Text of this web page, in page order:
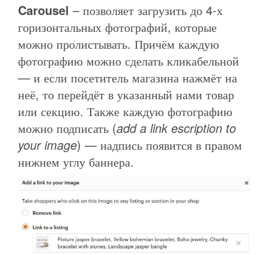
Carousel – позволяет загрузить до 4-х
горизонтальных фотографий, которые
можно пролистывать. Причём каждую
фотографию можно сделать кликабельной
— и если посетитель магазина нажмёт на
неё, то перейдёт в указанный нами товар
или секцию. Также каждую фотографию
можно подписать (add a link escription to
your image) — надпись появится в правом
нижнем углу баннера.